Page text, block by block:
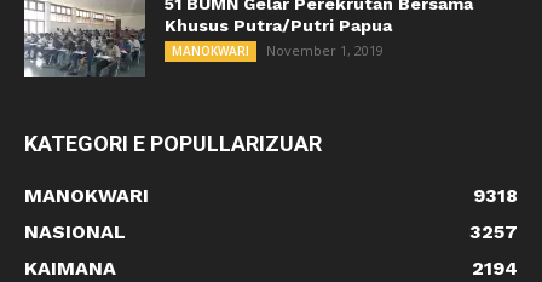
51 BUMN Gelar Perekrutan Bersama
Khusus Putra/Putri Papua
MANOKWARI November 1, 2019
KATEGORI E POPULLARIZUAR
MANOKWARI
9318
NASIONAL
3257
KAIMANA
2194